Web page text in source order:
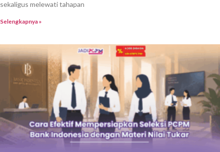
sekaligus melewati tahapan
Selengkapnya »